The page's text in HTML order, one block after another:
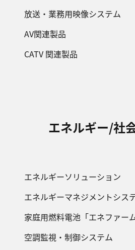
放送・業務用映像システム
AV関連製品
CATV 関連製品
エネルギー/社
エネルギーソリューション
エネルギーマネジメントシス
家庭用燃料電池「エネファーム
空調監視・制御システム